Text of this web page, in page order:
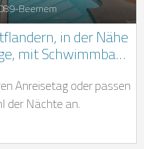
Beernem
in der Nähe
mit Schwimmbad,
Jung und Alt
Anreisetag oder passen
der Nächte an.